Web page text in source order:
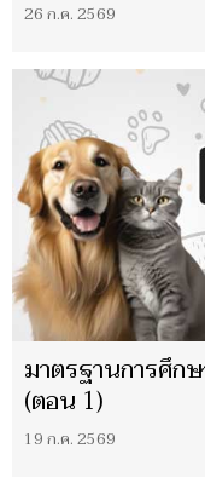
26 ก.ค. 2569
มาตรฐานการศึ
(ตอน 1)
19 ก.ค. 2569